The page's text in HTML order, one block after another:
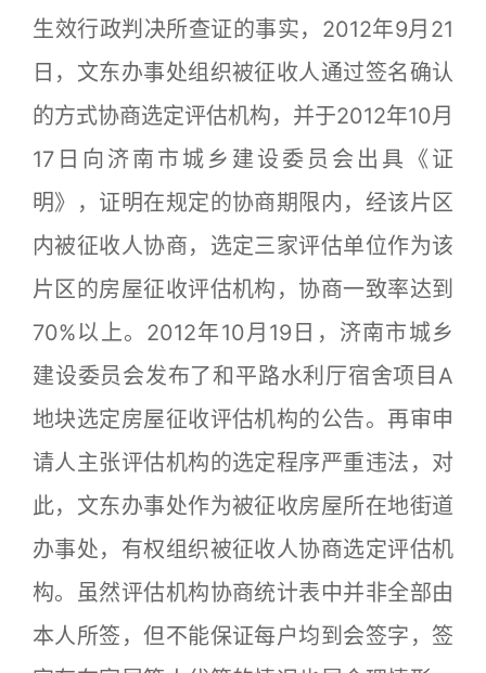
生效行政判决所查证的事实，2012年9月21
日，文东办事处组织被征收人通过签名确认
的方式协商选定评估机构，并于2012年10月
17日向济南市城乡建设委员会出具《证
明》，证明在规定的协商期限内，经该片区
内被征收人协商，选定三家评估单位作为该
片区的房屋征收评估机构，协商一致率达到
70%以上。2012年10月19日，济南市城乡
建设委员会发布了和平路水利厅宿舍项目A
地块选定房屋征收评估机构的公告。再审申
请人主张评估机构的选定程序严重违法，对
此，文东办事处作为被征收房屋所在地街道
办事处，有权组织被征收人协商选定评估机
构。虽然评估机构协商统计表中并非全部由
本人所签，但不能保证每户均到会签字，签